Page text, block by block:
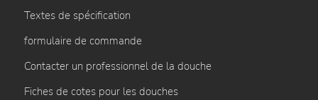
Textes de spécification
formulaire de commande
Contacter un professionnel de la douche
Fiches de cotes pour les douches